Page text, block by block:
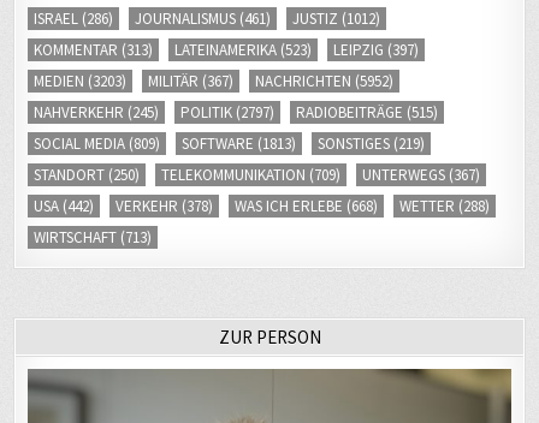
ISRAEL (286) JOURNALISMUS (461) JUSTIZ (1012)
KOMMENTAR (313) LATEINAMERIKA (523) LEIPZIG (397)
MEDIEN (3203) MILITÄR (367) NACHRICHTEN (5952)
NAHVERKEHR (245) POLITIK (2797) RADIOBEITRÄGE (515)
SOCIAL MEDIA (809) SOFTWARE (1813) SONSTIGES (219)
STANDORT (250) TELEKOMMUNIKATION (709) UNTERWEGS (367)
USA (442) VERKEHR (378) WAS ICH ERLEBE (668) WETTER (288)
WIRTSCHAFT (713)
ZUR PERSON